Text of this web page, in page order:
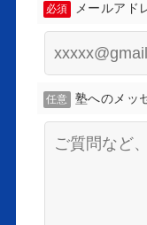
必須 メールアド
任意 塾へのメッ